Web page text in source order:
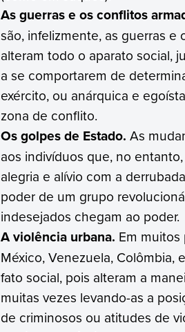
As guerras e os conflitos
são, infelizmente, as guerras
alteram todo o aparato social,
a se comportarem de
exército, ou anárquica e
zona de conflito.
Os golpes de Estado. As
aos indivíduos que, no
alegria e alívio com a
poder de um grupo
indesejados chegam ao poder.
A violência urbana. Em
México, Venezuela, Colômbia,
fato social, pois alteram a
muitas vezes levando-as a
de criminosos ou atitudes de